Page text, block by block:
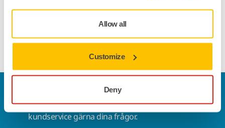
Allow all
Customize
Deny
kabeldragning kräver viss elektrisk kunskap. Kontrollera
även lokala krav innan du utför dragningen.
Vill du veta mer?Kontakta ossså besvarar vår
kundservice gärna dina frågor.